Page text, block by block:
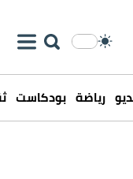
رياضة بودكاست